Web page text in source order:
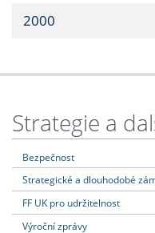
2000
Strategie a
Bezpečnost
Strategické a dlouhodobé
FF UK pro udržitelnost
Výroční zprávy